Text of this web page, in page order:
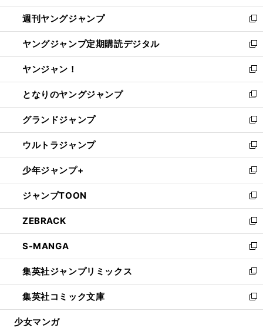
開
く
ウ
で
開
く
ン
ド
ウ
で
開
く
ウ
ィ
ン
ド
ウ
で
開
く
週刊ヤングジャンプ
新
し
い
ウ
ィ
ン
ド
ウ
で
開
く
ヤングジャンプ定期購読デジタル
新
し
い
ウ
ィ
ン
ド
ウ
で
開
く
ヤンジャン！
新
し
い
ウ
ィ
ン
ド
ウ
で
開
く
となりのヤングジャンプ
新
し
い
ウ
ィ
ン
ド
ウ
で
開
く
グランドジャンプ
新
し
い
ウ
ィ
ン
ド
ウ
で
開
く
ウルトラジャンプ
新
し
い
ウ
ィ
ン
ド
ウ
で
開
く
少年ジャンプ+
新
し
い
ウ
ィ
ン
ド
ウ
で
開
く
ジャンプTOON
新
し
い
ウ
ィ
ン
ド
ウ
で
開
ZEBRACK
新
し
い
ウ
ィ
ン
ド
ウ
S-MANGA
新
し
い
ウ
ィ
ン
集英社ジャンプリミックス
新
し
い
ウ
集英社コミック文庫
新
し
少女マンガ